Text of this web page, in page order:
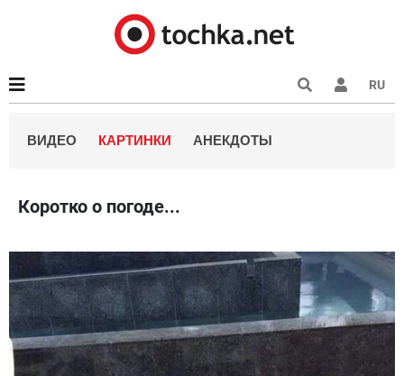
RU
ВИДЕО КАРТИНКИ АНЕКДОТЫ
Коротко о погоде...